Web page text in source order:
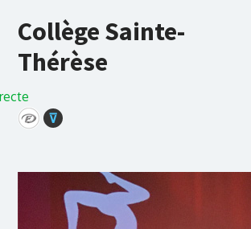
Collège Sainte-
Thérèse
⊽